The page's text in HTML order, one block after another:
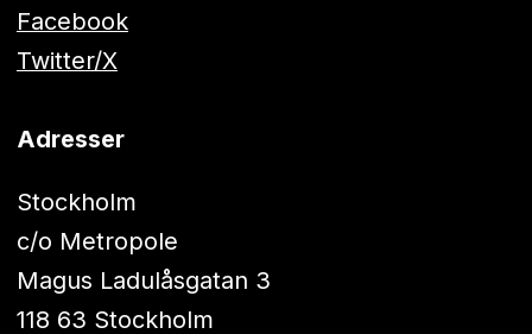
Facebook
Twitter/X
Adresser
Stockholm
c/o Metropole
Magus Ladulåsgatan 3
118 63 Stockholm